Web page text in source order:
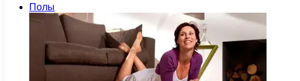
Полы